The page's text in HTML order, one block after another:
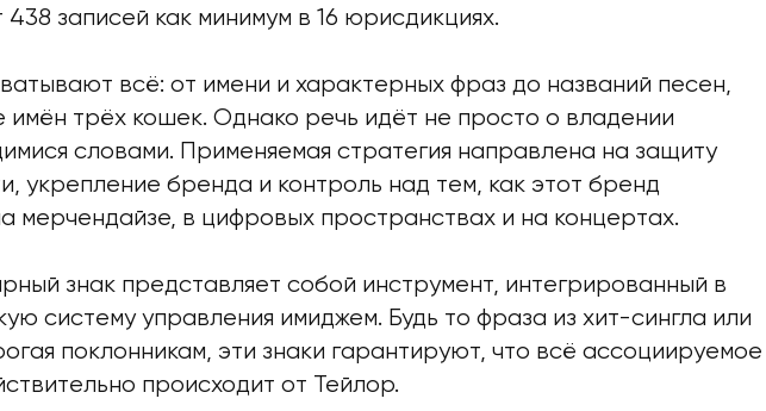
438 записей как минимум в 16 юрисдикциях.
всё: от имени и характерных фраз до названий песен,
имён трёх кошек. Однако речь идёт не просто о владении
словами. Применяемая стратегия направлена на защиту
укрепление бренда и контроль над тем, как этот бренд
мерчендайзе, в цифровых пространствах и на концертах.
знак представляет собой инструмент, интегрированный в
систему управления имиджем. Будь то фраза из хит-сингла или
поклонникам, эти знаки гарантируют, что всё ассоциируемое
происходит от Тейлор.